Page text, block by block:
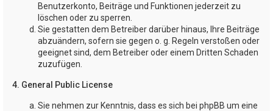
Benutzerkonto, Beiträge und Funktionen jederzeit zu
löschen oder zu sperren.
Sie gestatten dem Betreiber darüber hinaus, Ihre Beiträge
abzuändern, sofern sie gegen o. g. Regeln verstoßen oder
geeignet sind, dem Betreiber oder einem Dritten Schaden
zuzufügen.
4. General Public License
Sie nehmen zur Kenntnis, dass es sich bei phpBB um eine